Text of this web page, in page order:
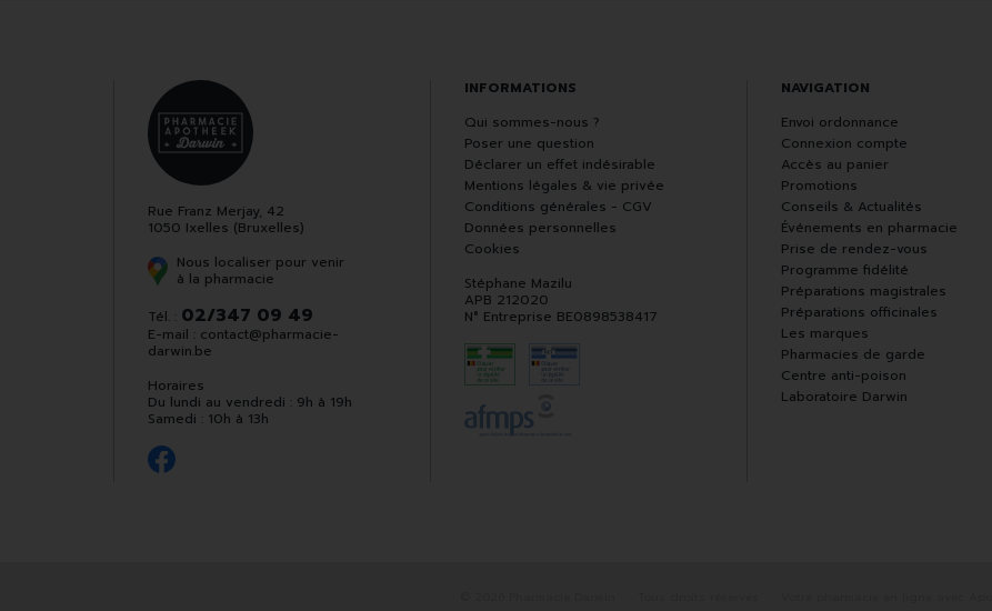
Rue Franz Merjay, 42
1050 Ixelles (Bruxelles)
Nous localiser pour venir
à la pharmacie
Tél. : 02/347 09 49
E-mail : contact@pharmacie-
darwin.be
Horaires
Du lundi au vendredi : 9h à 19h
Samedi : 10h à 13h
INFORMATIONS
Qui sommes-nous ?
Poser une question
Déclarer un effet indésirable
Mentions légales & vie privée
Conditions générales - CGV
Données personnelles
Cookies
Stéphane Mazilu
APB 212020
N° Entreprise BE0898538417
NAVIGATION
Envoi ordonnance
Connexion compte
Accès au panier
Promotions
Conseils & Actualités
Événements en pharmacie
Prise de rendez-vous
Programme fidélité
Préparations magistrales
Préparations officinales
Les marques
Pharmacies de garde
Centre anti-poison
Laboratoire Darwin